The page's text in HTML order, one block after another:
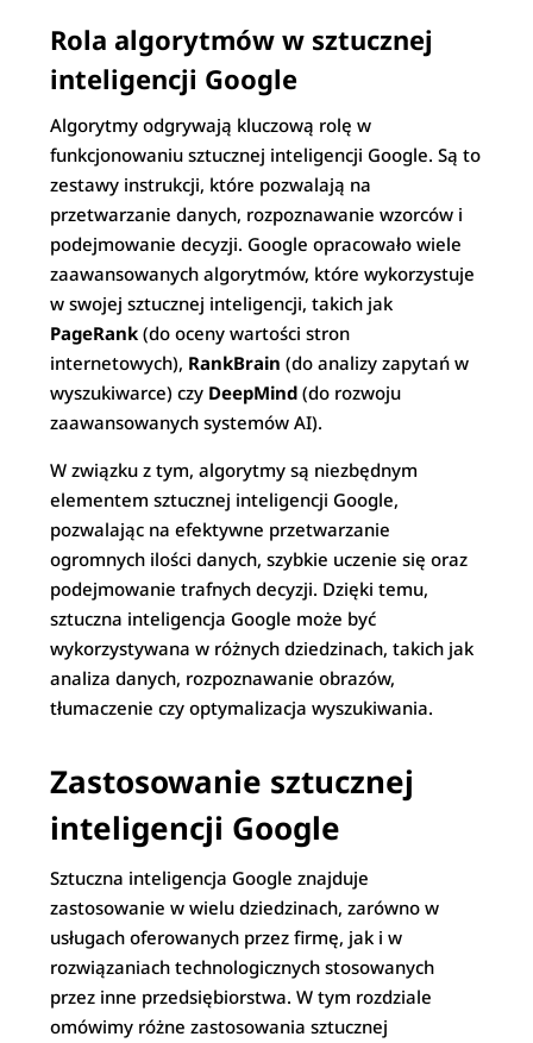
Rola algorytmów w sztucznej
inteligencji Google
Algorytmy odgrywają kluczową rolę w
funkcjonowaniu sztucznej inteligencji Google. Są to
zestawy instrukcji, które pozwalają na
przetwarzanie danych, rozpoznawanie wzorców i
podejmowanie decyzji. Google opracowało wiele
zaawansowanych algorytmów, które wykorzystuje
w swojej sztucznej inteligencji, takich jak
PageRank (do oceny wartości stron
internetowych), RankBrain (do analizy zapytań w
wyszukiwarce) czy DeepMind (do rozwoju
zaawansowanych systemów AI).
W związku z tym, algorytmy są niezbędnym
elementem sztucznej inteligencji Google,
pozwalając na efektywne przetwarzanie
ogromnych ilości danych, szybkie uczenie się oraz
podejmowanie trafnych decyzji. Dzięki temu,
sztuczna inteligencja Google może być
wykorzystywana w różnych dziedzinach, takich jak
analiza danych, rozpoznawanie obrazów,
tłumaczenie czy optymalizacja wyszukiwania.
Zastosowanie sztucznej
inteligencji Google
Sztuczna inteligencja Google znajduje
zastosowanie w wielu dziedzinach, zarówno w
usługach oferowanych przez firmę, jak i w
rozwiązaniach technologicznych stosowanych
przez inne przedsiębiorstwa. W tym rozdziale
omówimy różne zastosowania sztucznej